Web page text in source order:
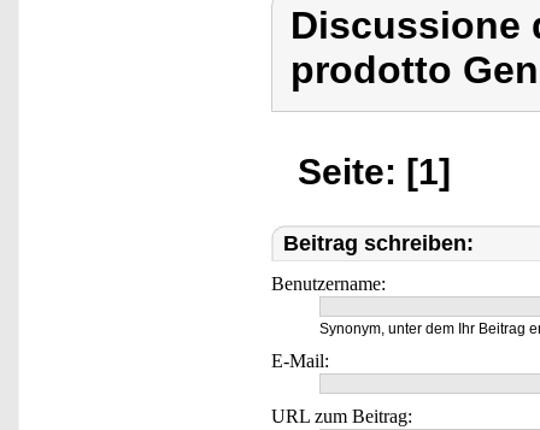
Discussione
prodotto
Seite: [1]
Beitrag schreiben:
Benutzername:
Synonym, unter dem Ihr Beitrag
E-Mail:
URL zum Beitrag: